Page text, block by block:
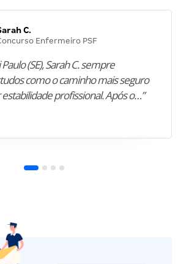
C.
Enfermeiro PSF
(SE), Sarah C. sempre
como o caminho mais seguro
profissional. Após o…”